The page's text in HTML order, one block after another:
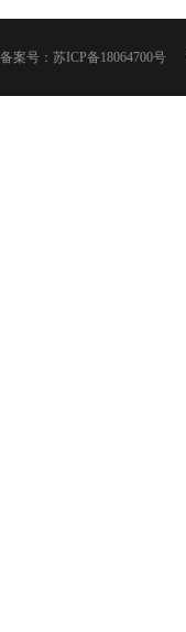
备案号： 苏ICP备18064700号